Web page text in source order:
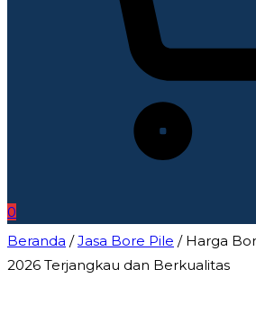
0
Beranda /Jasa Bore Pile / Harga
2026 Terjangkau dan Berkualitas